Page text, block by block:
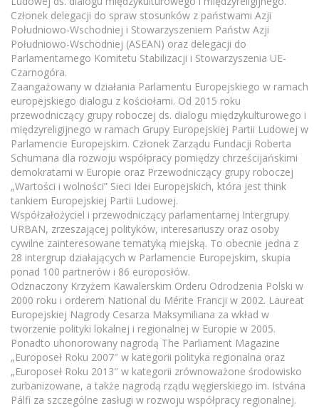
Członek delegacji do spraw stosunków z państwami Azji
Południowo-Wschodniej i Stowarzyszeniem Państw Azji
Południowo-Wschodniej (ASEAN) oraz delegacji do
Parlamentarnego Komitetu Stabilizacji i Stowarzyszenia UE-
Czarnogóra.
Zaangażowany w działania Parlamentu Europejskiego w ramach
europejskiego dialogu z kościołami. Od 2015 roku
przewodniczący grupy roboczej ds. dialogu międzykulturowego i
międzyreligijnego w ramach Grupy Europejskiej Partii Ludowej w
Parlamencie Europejskim. Członek Zarządu Fundacji Roberta
Schumana dla rozwoju współpracy pomiędzy chrześcijańskimi
demokratami w Europie oraz Przewodniczący grupy roboczej
„Wartości i wolności” Sieci Idei Europejskich, która jest think
tankiem Europejskiej Partii Ludowej.
Współzałożyciel i przewodniczący parlamentarnej Intergrupy
URBAN, zrzeszającej polityków, interesariuszy oraz osoby
cywilne zainteresowane tematyką miejską. To obecnie jedna z
28 intergrup działających w Parlamencie Europejskim, skupia
ponad 100 partnerów i 86 europosłów.
Odznaczony Krzyżem Kawalerskim Orderu Odrodzenia Polski w
2000 roku i orderem National du Mérite Francji w 2002. Laureat
Europejskiej Nagrody Cesarza Maksymiliana za wkład w
tworzenie polityki lokalnej i regionalnej w Europie w 2005.
Ponadto uhonorowany nagrodą The Parliament Magazine
„Europoseł Roku 2007″ w kategorii polityka regionalna oraz
„Europoseł Roku 2013″ w kategorii zrównoważone środowisko
zurbanizowane, a także nagrodą rządu węgierskiego im. Istvána
Pálfi za szczególne zasługi w rozwoju współpracy regionalnej.